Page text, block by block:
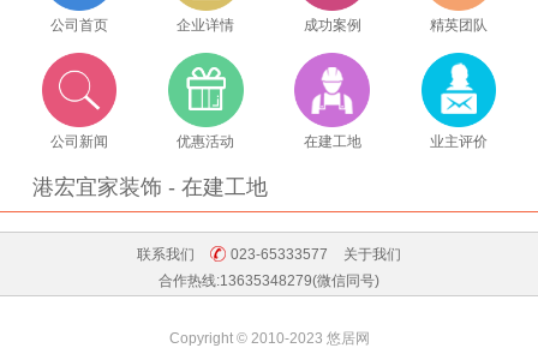
公司首页 企业详情 成功案例 精英团队
公司新闻 优惠活动 在建工地 业主评价
港宏宜家装饰 - 在建工地
联系我们 023-65333577
关于我们
合作热线:13635348279(微信同号)
Copyright © 2010-2023 悠居网